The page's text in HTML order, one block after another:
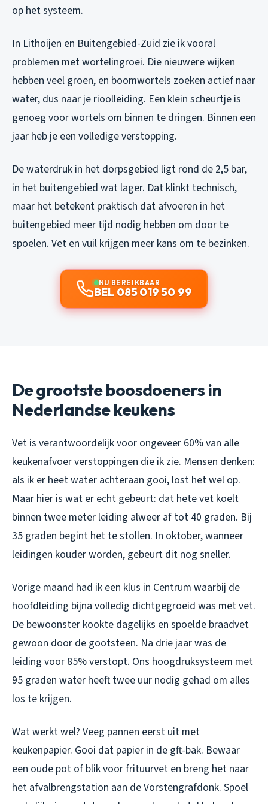
op het systeem.
In Lithoijen en Buitengebied-Zuid zie ik vooral
problemen met wortelingroei. Die nieuwere wijken
hebben veel groen, en boomwortels zoeken actief naar
water, dus naar je rioolleiding. Een klein scheurtje is
genoeg voor wortels om binnen te dringen. Binnen een
jaar heb je een volledige verstopping.
De waterdruk in het dorpsgebied ligt rond de 2,5 bar,
in het buitengebied wat lager. Dat klinkt technisch,
maar het betekent praktisch dat afvoeren in het
buitengebied meer tijd nodig hebben om door te
spoelen. Vet en vuil krijgen meer kans om te bezinken.
NU BEREIKBAAR
BEL 085 019 50 99
De grootste boosdoeners in
Nederlandse keukens
Vet is verantwoordelijk voor ongeveer 60% van alle
keukenafvoer verstoppingen die ik zie. Mensen denken:
als ik er heet water achteraan gooi, lost het wel op.
Maar hier is wat er echt gebeurt: dat hete vet koelt
binnen twee meter leiding alweer af tot 40 graden. Bij
35 graden begint het te stollen. In oktober, wanneer
leidingen kouder worden, gebeurt dit nog sneller.
Vorige maand had ik een klus in Centrum waarbij de
hoofdleiding bijna volledig dichtgegroeid was met vet.
De bewoonster kookte dagelijks en spoelde braadvet
gewoon door de gootsteen. Na drie jaar was de
leiding voor 85% verstopt. Ons hoogdruksysteem met
95 graden water heeft twee uur nodig gehad om alles
los te krijgen.
Wat werkt wel? Veeg pannen eerst uit met
keukenpapier. Gooi dat papier in de gft-bak. Bewaar
een oude pot of blik voor frituurvet en breng het naar
het afvalbrengstation aan de Vorstengrafdonk. Spoel